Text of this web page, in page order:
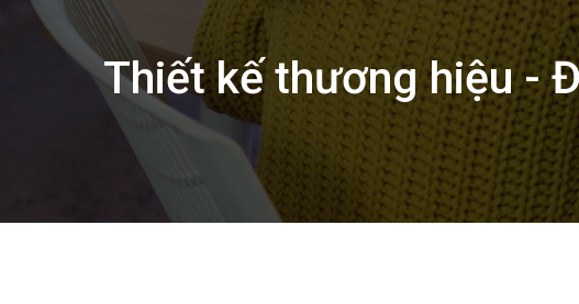
Thiết kế thương hiệu -